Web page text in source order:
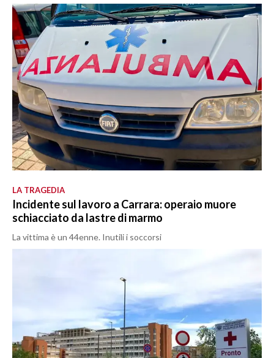
LA TRAGEDIA
Incidente sul lavoro a Carrara: operaio muore
schiacciato da lastre di marmo
La vittima è un 44enne. Inutili i soccorsi